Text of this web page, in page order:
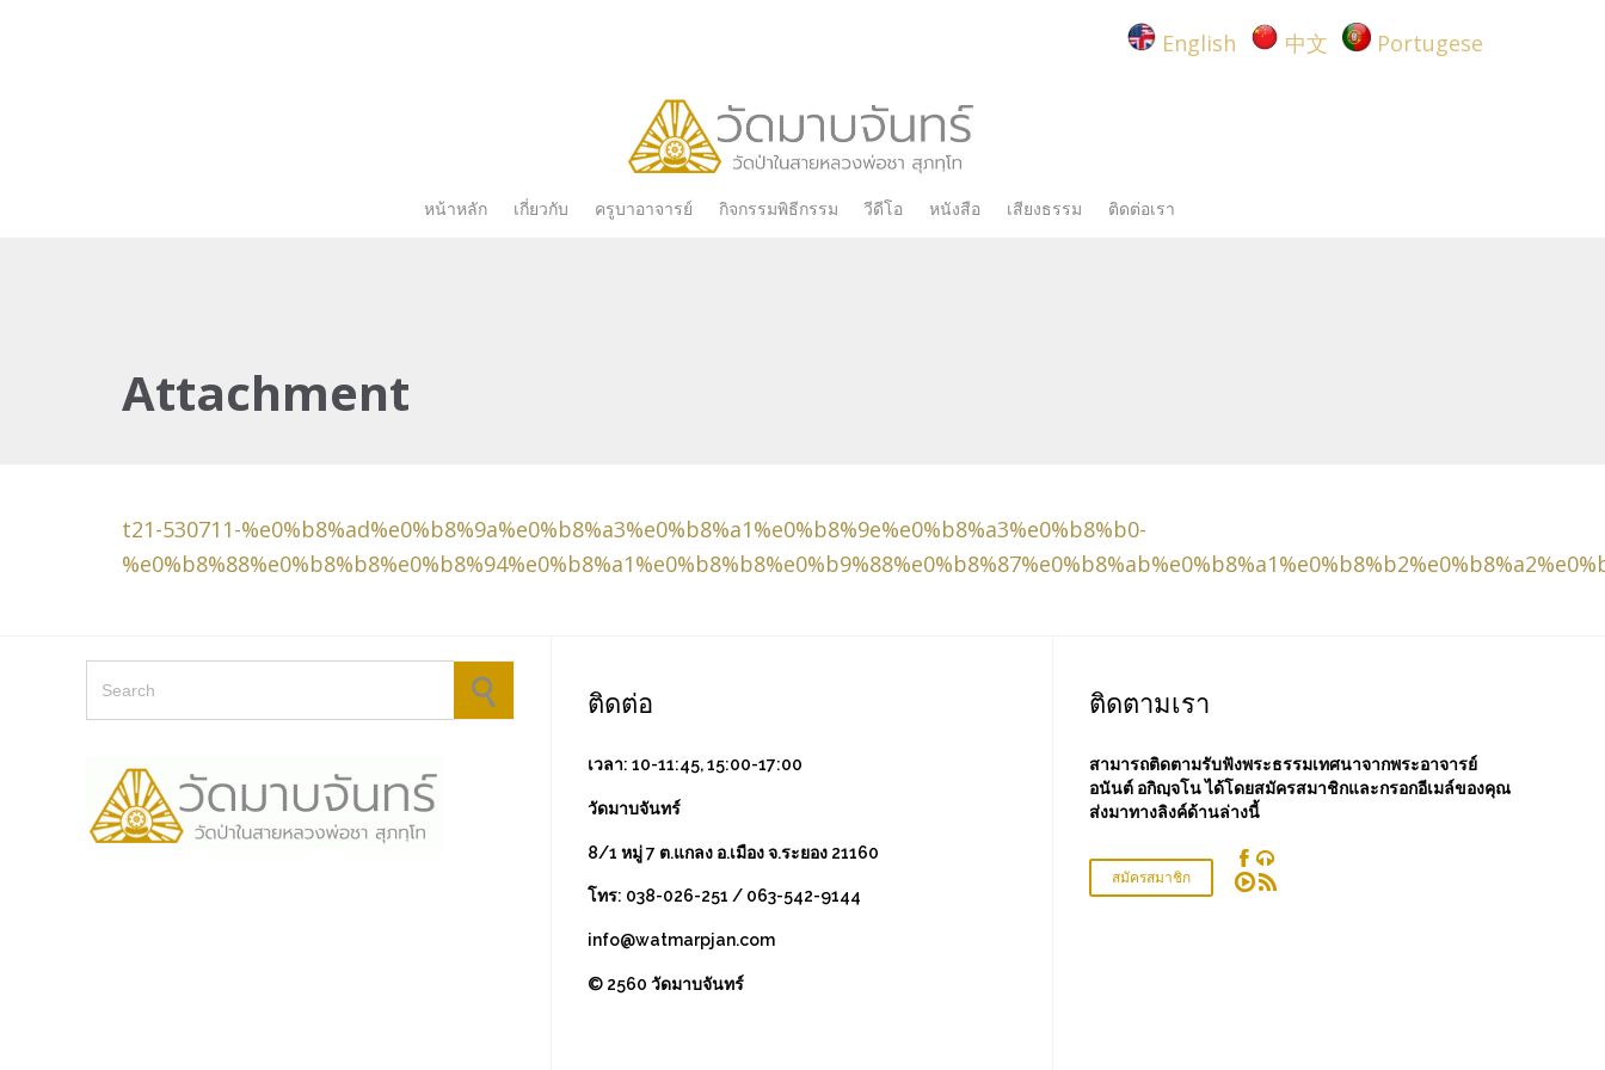
English 中文 Portugese
Skip
หน้าหลัก เกี่ยวกับ ครูบาอาจารย์ กิจกรรมพิธีกรรม วีดีโอ หนังสือ เสียงธรรม ติดต่อเรา
Attachment
t21-530711-%e0%b8%ad%e0%b8%9a%e0%b8%a3%e0%b8%a1%e0%b8%9e%e0%b8%a3%e0%b8%b0-
ติดต่อ
เวลา: 10-11:45, 15:00-17:00
วัดมาบจันทร์
8/1 หมู่ 7 ต.แกลง อ.เมือง จ.ระยอง 21160
โทร: 038-026-251 / 063-542-9144
info@watmarpjan.com
© 2560 วัดมาบจันทร์
ติดตามเรา
สามารถติดตามรับฟังพระธรรมเทศนาจากพระอาจารย์
อนันต์ อกิญฺจโน ได้โดยสมัครสมาชิกและกรอกอีเมล์ของคุณ
ส่งมาทางลิงค์ด้านล่างนี้
สมัครสมาชิก
 
 